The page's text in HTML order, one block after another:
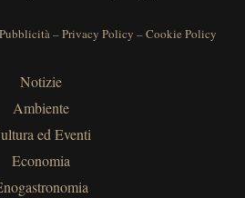
Pubblicità–Privacy Policy –Cookie Policy
Notizie
Ambiente
ed Eventi
Economia